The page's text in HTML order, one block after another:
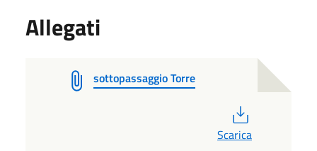
Allegati
sottopassaggio Torre
Scarica